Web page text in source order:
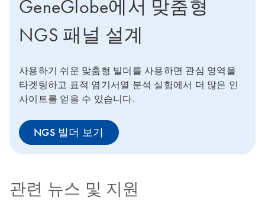
GeneGlobe에서 맞춤형
NGS 패널 설계
사용하기 쉬운 맞춤형 빌더를 사용하면 관심 영역을
타겟팅하고 표적 염기서열 분석 실험에서 더 많은 인
사이트를 얻을 수 있습니다.
NGS 빌더 보기
관련 뉴스 및 지원